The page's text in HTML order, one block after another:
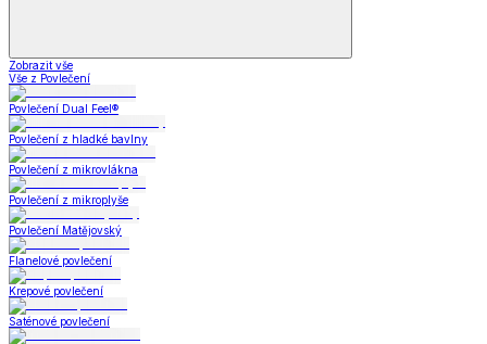
Zobrazit vše
Vše z Povlečení
Povlečení Dual Feel®
Povlečení z hladké bavlny
Povlečení z mikrovlákna
Povlečení z mikroplyše
Povlečení Matějovský
Flanelové povlečení
Krepové povlečení
Saténové povlečení